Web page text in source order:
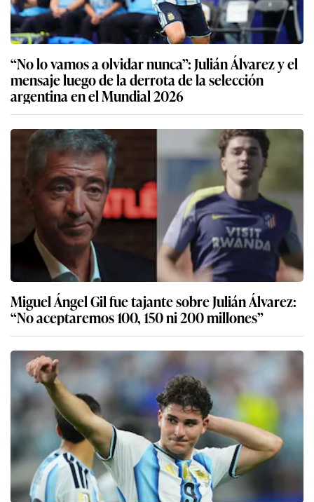
“No lo vamos a olvidar nunca”: Julián Álvarez y el
mensaje luego de la derrota de la selección
argentina en el Mundial 2026
Miguel Ángel Gil fue tajante sobre Julián Álvarez:
“No aceptaremos 100, 150 ni 200 millones”